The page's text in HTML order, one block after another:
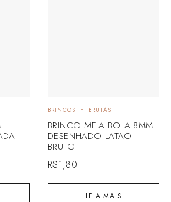
LEIA MAIS
BRINCOS BRUTAS
BRINCO MEIA BOLA 8MM
DESENHADO LATAO
BRUTO
R$1,80